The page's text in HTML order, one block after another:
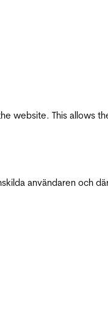
website. This allows
användaren och